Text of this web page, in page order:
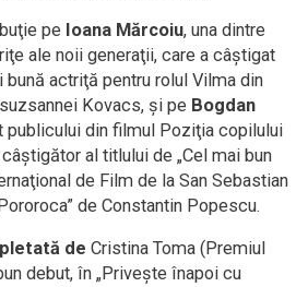
pe Ioana Mărcoiu, una dintre
ale noii generaţii, care a câştigat
actriţă pentru rolul Vilma din
Kovacs, şi pe Bogdan
publicului din filmul Poziţia copilului
al titlului de „Cel mai bun
de Film de la San Sebastian
de Constantin Popescu.
de Cristina Toma (Premiul
debut, în „Priveşte înapoi cu